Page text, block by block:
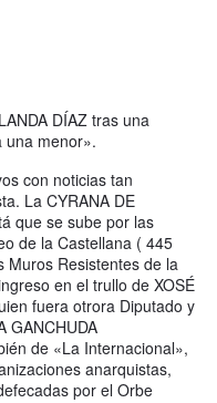
DÍAZ tras una
una menor».
con noticias tan
La CYRANA DE
que se sube por las
de la Castellana ( 445
Muros Resistentes de la
en el trullo de XOSÉ
fuera otrora Diputado y
GANCHUDA
de «La Internacional»,
anarquistas,
por el Orbe